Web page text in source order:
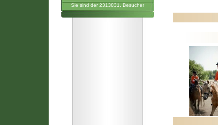
Sie sind der 2313831. Besucher